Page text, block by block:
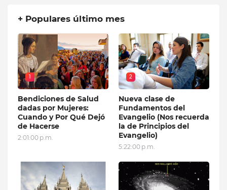
+ Populares último mes
1
Bendiciones de Salud
dadas por Mujeres:
Cuando y Por Qué Dejó
de Hacerse
2:01:00 p.m.
2
Nueva clase de
Fundamentos del
Evangelio (Nos recuerda
la de Principios del
Evangelio)
5:22:00 p.m.